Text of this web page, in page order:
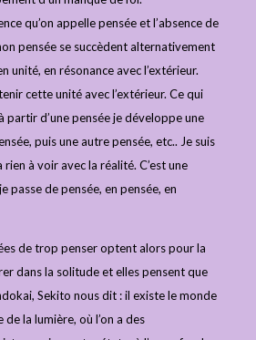
qu’on appelle pensée et l’absence de
pensée se succèdent alternativement
unité, en résonance avec l’extérieur.
cette unité avec l’extérieur. Ce qui
partir d’une pensée je développe une
puis une autre pensée, etc.. Je suis
à voir avec la réalité. C’est une
passe de pensée, en pensée, en
de trop penser optent alors pour la
dans la solitude et elles pensent que
Sekito nous dit : il existe le monde
la lumière, où l’on a des